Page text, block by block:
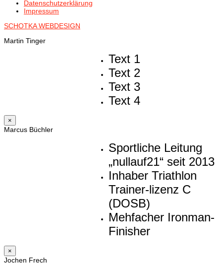
Datenschutzerklärung
Impressum
SCHOTKA WEBDESIGN
Martin Tinger
Text 1
Text 2
Text 3
Text 4
×
Marcus Büchler
Sportliche Leitung
„nullauf21“ seit 2013
Inhaber Triathlon
Trainer-lizenz C
(DOSB)
Mehfacher Ironman-
Finisher
×
Jochen Frech